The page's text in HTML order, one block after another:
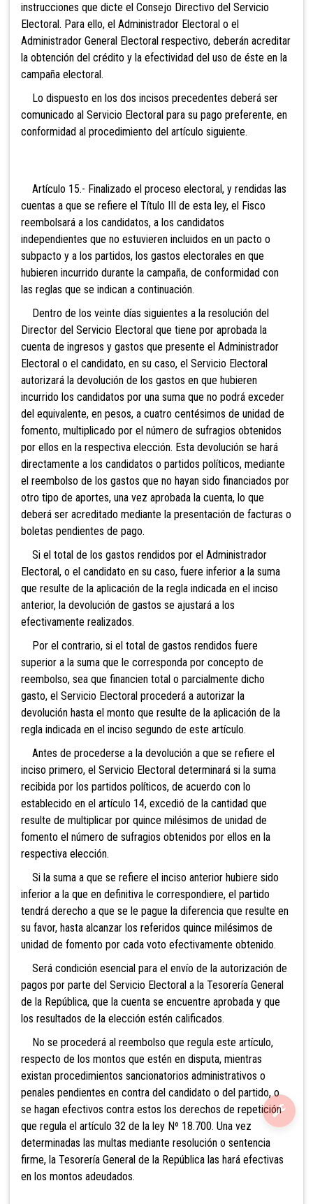
instrucciones que dicte el Consejo Directivo del Servicio
Electoral. Para ello, el Administrador Electoral o el
Administrador General Electoral respectivo, deberán acreditar
la obtención del crédito y la efectividad del uso de éste en la
campaña electoral.
Lo dispuesto en los dos incisos precedentes deberá ser
comunicado al Servicio Electoral para su pago preferente, en
conformidad al procedimiento del artículo siguiente.
Artículo 15.- Finalizado el proceso electoral, y rendidas las
cuentas a que se refiere el Título III de esta ley, el Fisco
reembolsará a los candidatos, a los candidatos
independientes que no estuvieren incluidos en un pacto o
subpacto y a los partidos, los gastos electorales en que
hubieren incurrido durante la campaña, de conformidad con
las reglas que se indican a continuación.
Dentro de los veinte días siguientes a la resolución del
Director del Servicio Electoral que tiene por aprobada la
cuenta de ingresos y gastos que presente el Administrador
Electoral o el candidato, en su caso, el Servicio Electoral
autorizará la devolución de los gastos en que hubieren
incurrido los candidatos por una suma que no podrá exceder
del equivalente, en pesos, a cuatro centésimos de unidad de
fomento, multiplicado por el número de sufragios obtenidos
por ellos en la respectiva elección. Esta devolución se hará
directamente a los candidatos o partidos políticos, mediante
el reembolso de los gastos que no hayan sido financiados por
otro tipo de aportes, una vez aprobada la cuenta, lo que
deberá ser acreditado mediante la presentación de facturas o
boletas pendientes de pago.
Si el total de los gastos rendidos por el Administrador
Electoral, o el candidato en su caso, fuere inferior a la suma
que resulte de la aplicación de la regla indicada en el inciso
anterior, la devolución de gastos se ajustará a los
efectivamente realizados.
Por el contrario, si el total de gastos rendidos fuere
superior a la suma que le corresponda por concepto de
reembolso, sea que financien total o parcialmente dicho
gasto, el Servicio Electoral procederá a autorizar la
devolución hasta el monto que resulte de la aplicación de la
regla indicada en el inciso segundo de este artículo.
Antes de procederse a la devolución a que se refiere el
inciso primero, el Servicio Electoral determinará si la suma
recibida por los partidos políticos, de acuerdo con lo
establecido en el artículo 14, excedió de la cantidad que
resulte de multiplicar por quince milésimos de unidad de
fomento el número de sufragios obtenidos por ellos en la
respectiva elección.
Si la suma a que se refiere el inciso anterior hubiere sido
inferior a la que en definitiva le correspondiere, el partido
tendrá derecho a que se le pague la diferencia que resulte en
su favor, hasta alcanzar los referidos quince milésimos de
unidad de fomento por cada voto efectivamente obtenido.
Será condición esencial para el envío de la autorización de
pagos por parte del Servicio Electoral a la Tesorería General
de la República, que la cuenta se encuentre aprobada y que
los resultados de la elección estén calificados.
No se procederá al reembolso que regula este artículo,
respecto de los montos que estén en disputa, mientras
existan procedimientos sancionatorios administrativos o
penales pendientes en contra del candidato o del partido, o
se hagan efectivos contra estos los derechos de repetición
que regula el artículo 32 de la ley Nº 18.700. Una vez
determinadas las multas mediante resolución o sentencia
firme, la Tesorería General de la República las hará efectivas
en los montos adeudados.